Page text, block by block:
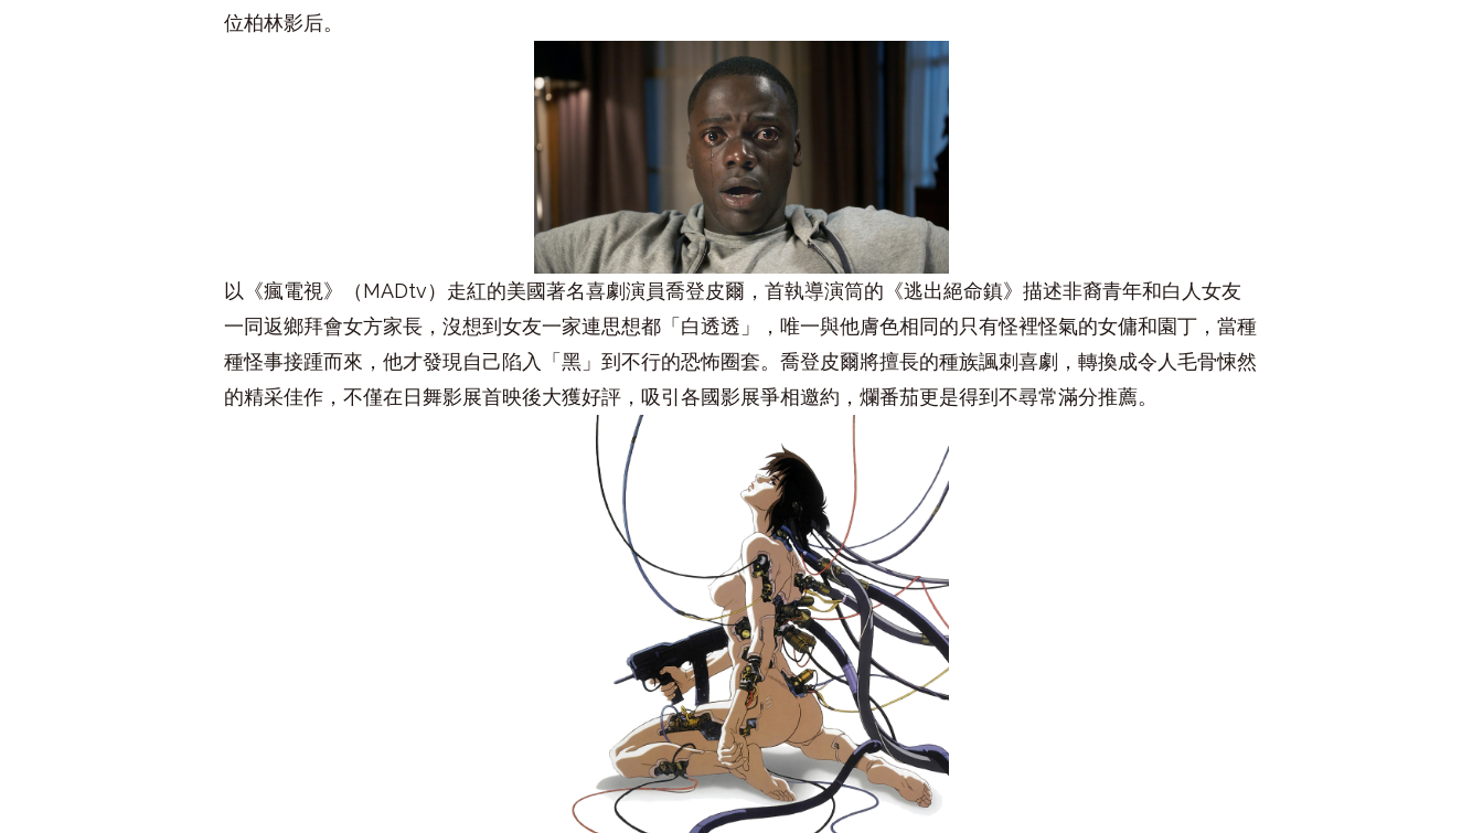
位柏林影后。
以《瘋電視》（MADtv）走紅的美國著名喜劇演員喬登皮爾，首執導演筒的《逃出絕命鎮》描述非裔青年和白人女友
一同返鄉拜會女方家長，沒想到女友一家連思想都「白透透」，唯一與他膚色相同的只有怪裡怪氣的女傭和園丁，當種
種怪事接踵而來，他才發現自己陷入「黑」到不行的恐怖圈套。喬登皮爾將擅長的種族諷刺喜劇，轉換成令人毛骨悚然
的精采佳作，不僅在日舞影展首映後大獲好評，吸引各國影展爭相邀約，爛番茄更是得到不尋常滿分推薦。